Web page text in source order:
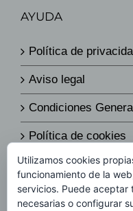
AYUDA
Política de
Aviso legal
Condiciones
Política de cookies
Política de envíos y
Política de precios
Utilizamos cookies
funcionamiento de la
servicios. Puede aceptar
necesarias o configurar